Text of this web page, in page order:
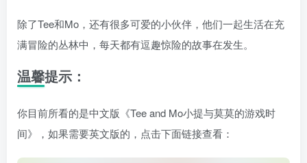
除了Tee和Mo，还有很多可爱的小伙伴，他们一起生活在充
满冒险的丛林中，每天都有逗趣惊险的故事在发生。
温馨提示：
你目前所看的是中文版《Tee and Mo小提与莫莫的游戏时
间》，如果需要英文版的，点击下面链接查看：